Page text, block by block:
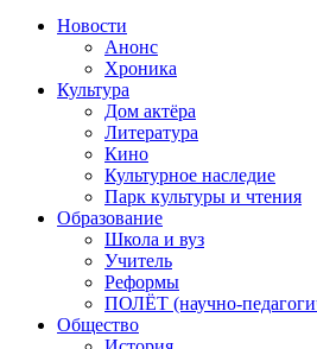
Новости
Анонс
Хроника
Культура
Дом актёра
Литература
Кино
Культурное наследие
Парк культуры и чтения
Образование
Школа и вуз
Учитель
Реформы
ПОЛЁТ (научно-
Общество